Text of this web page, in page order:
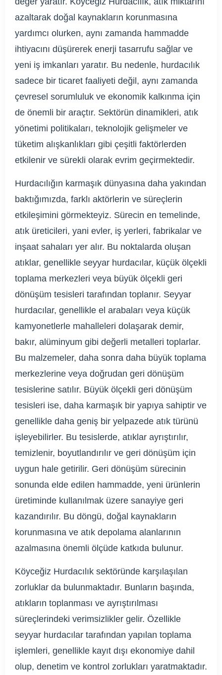
azaltarak doğal kaynakların korunmasına
yardımcı olurken, aynı zamanda hammadde
ihtiyacını düşürerek enerji tasarrufu sağlar ve
yeni iş imkanları yaratır. Bu nedenle, hurdacılık
sadece bir ticaret faaliyeti değil, aynı zamanda
çevresel sorumluluk ve ekonomik kalkınma için
de önemli bir araçtır. Sektörün dinamikleri, atık
yönetimi politikaları, teknolojik gelişmeler ve
tüketim alışkanlıkları gibi çeşitli faktörlerden
etkilenir ve sürekli olarak evrim geçirmektedir.
Hurdacılığın karmaşık dünyasına daha yakından
baktığımızda, farklı aktörlerin ve süreçlerin
etkileşimini görmekteyiz. Sürecin en temelinde,
atık üreticileri, yani evler, iş yerleri, fabrikalar ve
inşaat sahaları yer alır. Bu noktalarda oluşan
atıklar, genellikle seyyar hurdacılar, küçük ölçekli
toplama merkezleri veya büyük ölçekli geri
dönüşüm tesisleri tarafından toplanır. Seyyar
hurdacılar, genellikle el arabaları veya küçük
kamyonetlerle mahalleleri dolaşarak demir,
bakır, alüminyum gibi değerli metalleri toplarlar.
Bu malzemeler, daha sonra daha büyük toplama
merkezlerine veya doğrudan geri dönüşüm
tesislerine satılır. Büyük ölçekli geri dönüşüm
tesisleri ise, daha karmaşık bir yapıya sahiptir ve
genellikle daha geniş bir yelpazede atık türünü
işleyebilirler. Bu tesislerde, atıklar ayrıştırılır,
temizlenir, boyutlandırılır ve geri dönüşüm için
uygun hale getirilir. Geri dönüşüm sürecinin
sonunda elde edilen hammadde, yeni ürünlerin
üretiminde kullanılmak üzere sanayiye geri
kazandırılır. Bu döngü, doğal kaynakların
korunmasına ve atık depolama alanlarının
azalmasına önemli ölçüde katkıda bulunur.
Köyceğiz Hurdacılık sektöründe karşılaşılan
zorluklar da bulunmaktadır. Bunların başında,
atıkların toplanması ve ayrıştırılması
süreçlerindeki verimsizlikler gelir. Özellikle
seyyar hurdacılar tarafından yapılan toplama
işlemleri, genellikle kayıt dışı ekonomiye dahil
olup, denetim ve kontrol zorlukları yaratmaktadır.